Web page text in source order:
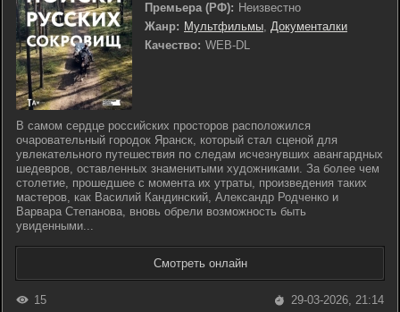
Премьера (РФ): Неизвестно
Жанр: Мультфильмы, Документалки
Качество: WEB-DL
В самом сердце российских просторов расположился
очаровательный городок Яранск, который стал сценой для
увлекательного путешествия по следам исчезнувших авангардных
шедевров, оставленных знаменитыми художниками. За более чем
столетие, прошедшее с момента их утраты, произведения таких
мастеров, как Василий Кандинский, Александр Родченко и
Варвара Степанова, вновь обрели возможность быть
увиденными...
Смотреть онлайн
15 29-03-2026, 21:14